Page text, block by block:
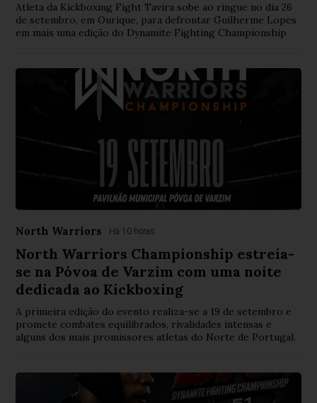
Atleta da Kickboxing Fight Tavira sobe ao ringue no dia 26
de setembro, em Ourique, para defrontar Guilherme Lopes
em mais uma edição do Dynamite Fighting Championship
North Warriors Há 10 horas
North Warriors Championship estreia-
se na Póvoa de Varzim com uma noite
dedicada ao Kickboxing
A primeira edição do evento realiza-se a 19 de setembro e
promete combates equilibrados, rivalidades intensas e
alguns dos mais promissores atletas do Norte de Portugal.